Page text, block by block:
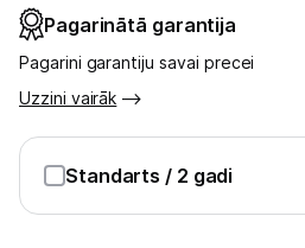
Informācija
Pagarinātā garantija
Pagarini garantiju savai precei
Uzzini vairāk
Standarts / 2 gadi